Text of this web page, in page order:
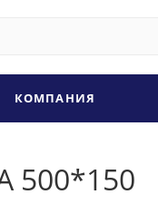
КОМПАНИЯ
500*150